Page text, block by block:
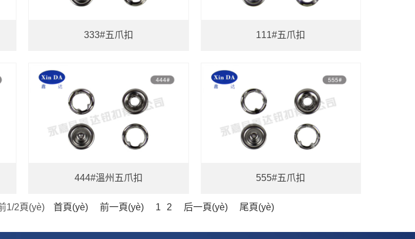
333#五爪扣 111#五爪扣
444#溫州五爪扣 555#五爪扣
1/2頁(yè) 首頁(yè) 前一頁(yè) 1 2 后一頁(yè) 尾頁(yè)